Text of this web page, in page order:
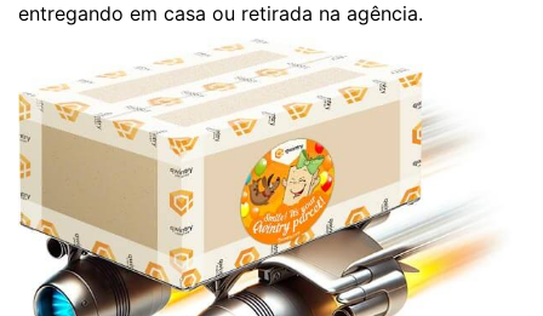
entregando em casa ou retirada na agência.